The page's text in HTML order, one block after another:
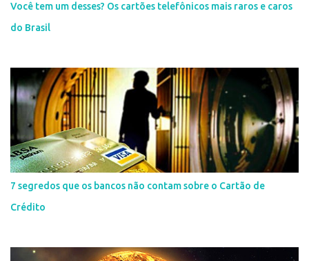
Você tem um desses? Os cartões telefônicos mais raros e caros
do Brasil
7 segredos que os bancos não contam sobre o Cartão de
Crédito